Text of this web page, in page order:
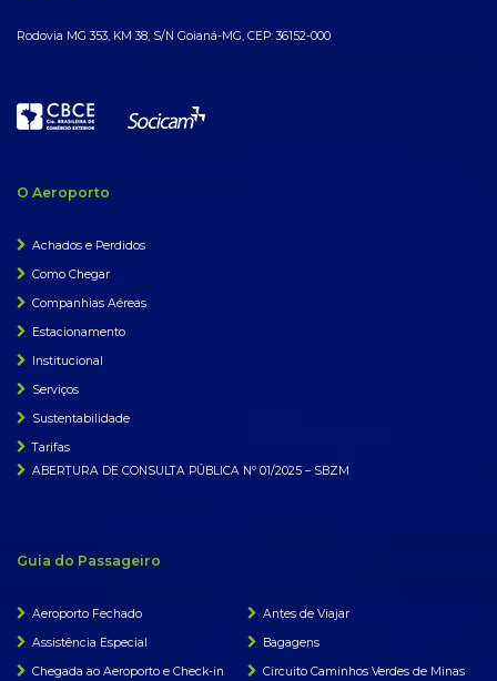
Rodovia MG 353, KM 38, S/N Goianá-MG, CEP: 36152-000
O Aeroporto
Achados e Perdidos
Como Chegar
Companhias Aéreas
Estacionamento
Institucional
Serviços
Sustentabilidade
Tarifas
ABERTURA DE CONSULTA PÚBLICA Nº 01/2025 – SBZM
Guia do Passageiro
Aeroporto Fechado
Antes de Viajar
Assistência Especial
Bagagens
Chegada ao Aeroporto e Check-in
Circuito Caminhos Verdes de Minas